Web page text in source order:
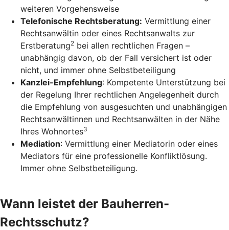
weiteren Vorgehensweise
Telefonische Rechtsberatung: Vermittlung einer
Rechtsanwältin oder eines Rechtsanwalts zur
Erstberatung2 bei allen rechtlichen Fragen –
unabhängig davon, ob der Fall versichert ist oder
nicht, und immer ohne Selbstbeteiligung
Kanzlei-Empfehlung: Kompetente Unterstützung bei
der Regelung Ihrer rechtlichen Angelegenheit durch
die Empfehlung von ausgesuchten und unabhängigen
Rechtsanwältinnen und Rechtsanwälten in der Nähe
Ihres Wohnortes3
Mediation: Vermittlung einer Mediatorin oder eines
Mediators für eine professionelle Konfliktlösung.
Immer ohne Selbstbeteiligung.
Wann leistet der Bauherren-
Rechtsschutz?